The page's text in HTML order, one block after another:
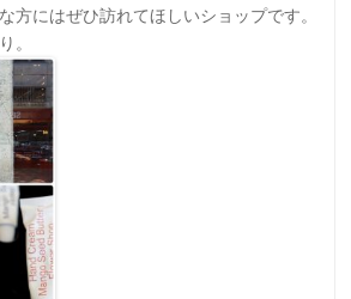
方にはぜひ訪れてほしいショップです。